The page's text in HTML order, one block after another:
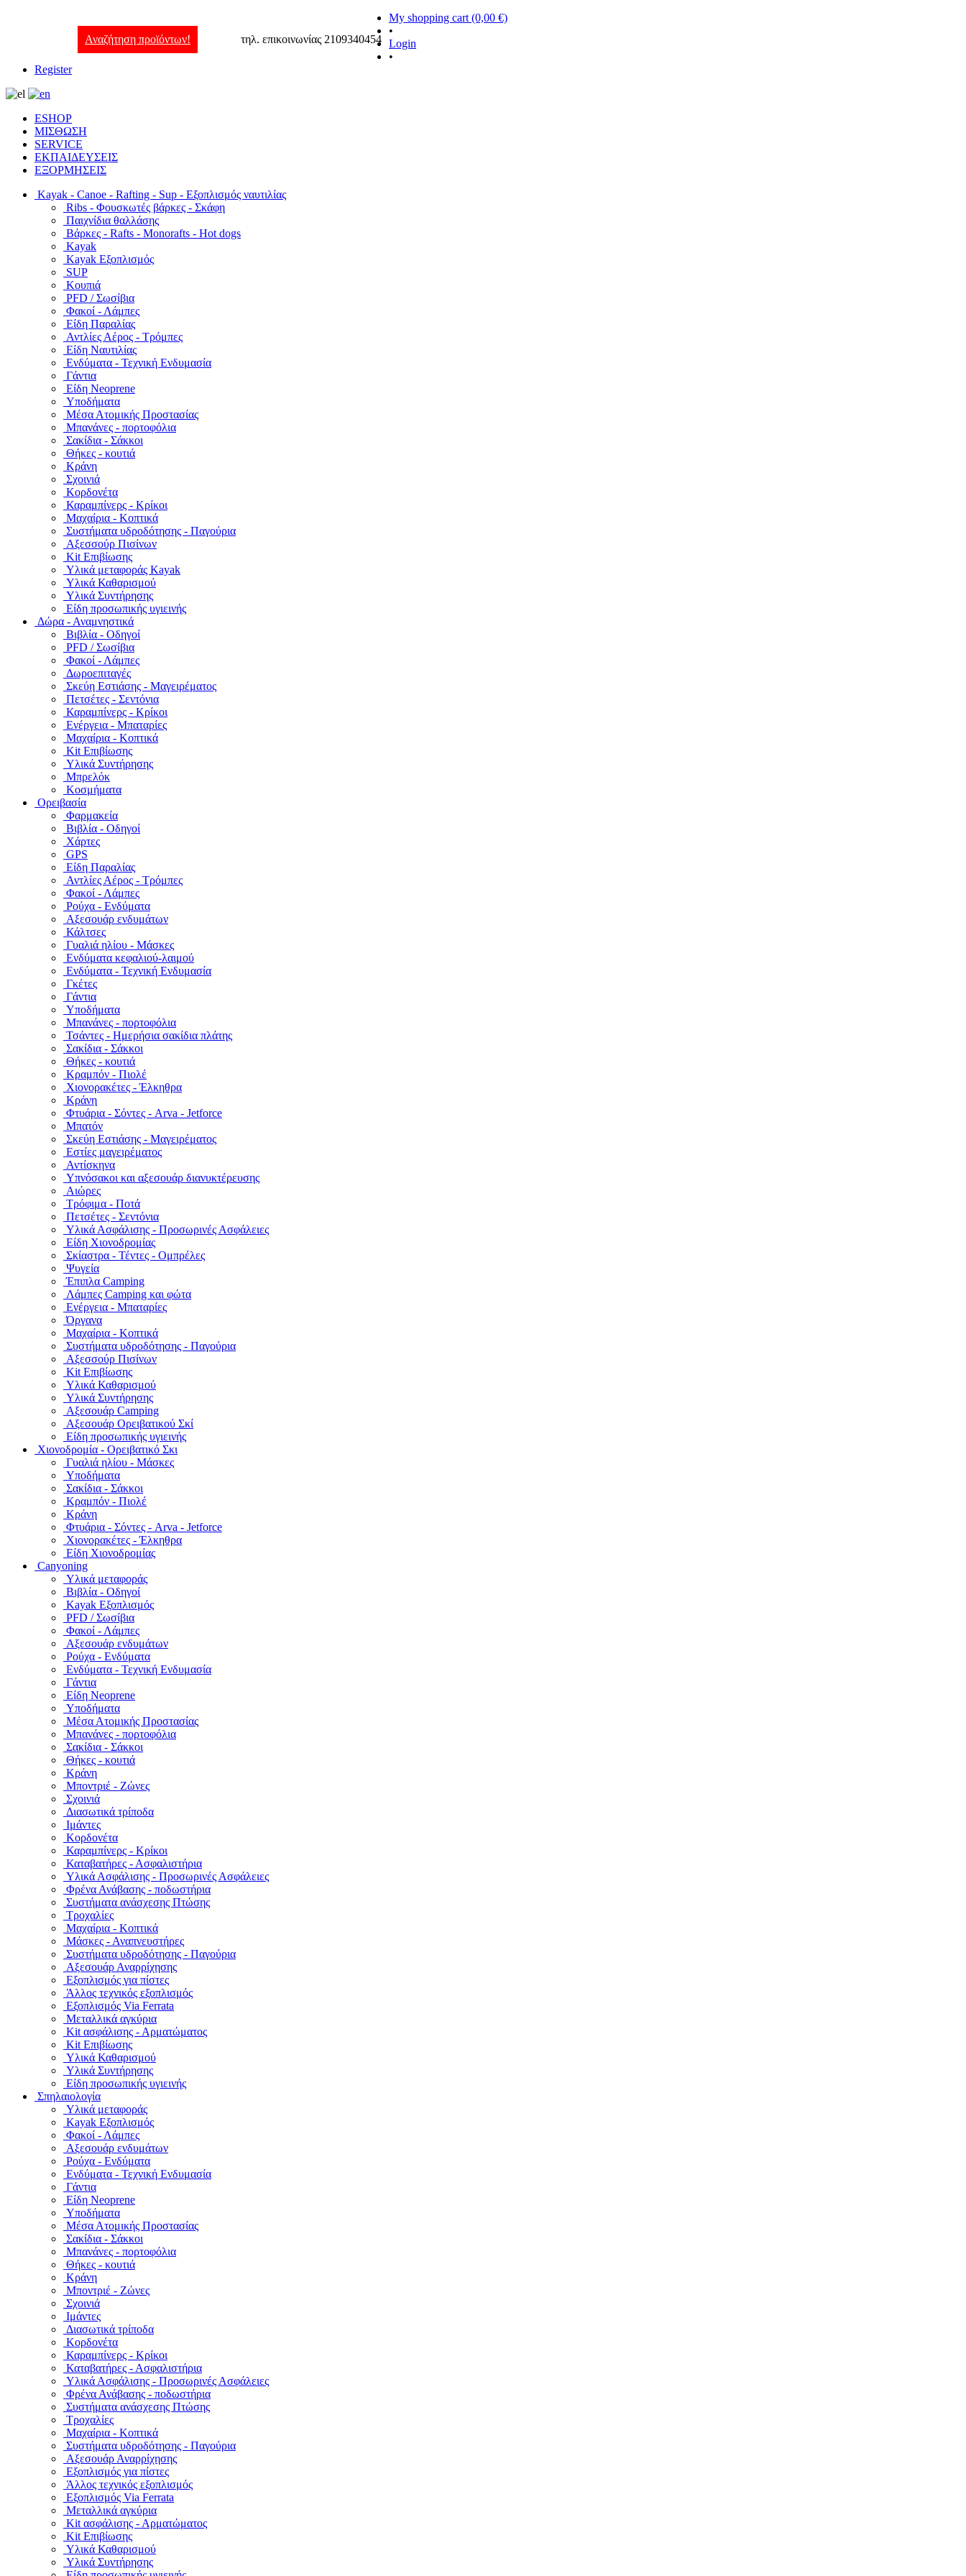
Αναζήτηση προϊόντων! τηλ. επικοινωνίας 2109340454
My shopping cart (0,00 €)
•
Login
•
Register
ESHOP
ΜΙΣΘΩΣΗ
SERVICE
ΕΚΠΑΙΔΕΥΣΕΙΣ
ΕΞΟΡΜΗΣΕΙΣ
Kayak - Canoe - Rafting - Sup - Εξοπλισμός ναυτιλίας
Ribs - Φουσκωτές βάρκες - Σκάφη
Παιχνίδια θαλλάσης
Βάρκες - Rafts - Monorafts - Hot dogs
Kayak
Kayak Εξοπλισμός
SUP
Κουπιά
PFD / Σωσίβια
Φακοί - Λάμπες
Είδη Παραλίας
Αντλίες Αέρος - Τρόμπες
Είδη Ναυτιλίας
Ενδύματα - Τεχνική Ενδυμασία
Γάντια
Είδη Neoprene
Υποδήματα
Μέσα Ατομικής Προστασίας
Μπανάνες - πορτοφόλια
Σακίδια - Σάκκοι
Θήκες - κουτιά
Κράνη
Σχοινιά
Κορδονέτα
Καραμπίνερς - Κρίκοι
Μαχαίρια - Κοπτικά
Συστήματα υδροδότησης - Παγούρια
Αξεσσούρ Πισίνων
Kit Επιβίωσης
Υλικά μεταφοράς Kayak
Υλικά Καθαρισμού
Υλικά Συντήρησης
Είδη προσωπικής υγιεινής
Δώρα - Αναμνηστικά
Βιβλία - Οδηγοί
PFD / Σωσίβια
Φακοί - Λάμπες
Δωροεπιταγές
Σκεύη Εστιάσης - Μαγειρέματος
Πετσέτες - Σεντόνια
Καραμπίνερς - Κρίκοι
Ενέργεια - Μπαταρίες
Μαχαίρια - Κοπτικά
Kit Επιβίωσης
Υλικά Συντήρησης
Μπρελόκ
Κοσμήματα
Ορειβασία
Φαρμακεία
Βιβλία - Οδηγοί
Χάρτες
GPS
Είδη Παραλίας
Αντλίες Αέρος - Τρόμπες
Φακοί - Λάμπες
Ρούχα - Ενδύματα
Αξεσουάρ ενδυμάτων
Κάλτσες
Γυαλιά ηλίου - Μάσκες
Ενδύματα κεφαλιού-λαιμού
Ενδύματα - Τεχνική Ενδυμασία
Γκέτες
Γάντια
Υποδήματα
Μπανάνες - πορτοφόλια
Τσάντες - Ημερήσια σακίδια πλάτης
Σακίδια - Σάκκοι
Θήκες - κουτιά
Κραμπόν - Πιολέ
Χιονορακέτες - Έλκηθρα
Κράνη
Φτυάρια - Σόντες - Arva - Jetforce
Μπατόν
Σκεύη Εστιάσης - Μαγειρέματος
Εστίες μαγειρέματος
Αντίσκηνα
Υπνόσακοι και αξεσουάρ διανυκτέρευσης
Αιώρες
Τρόφιμα - Ποτά
Πετσέτες - Σεντόνια
Υλικά Ασφάλισης - Προσωρινές Ασφάλειες
Είδη Χιονοδρομίας
Σκίαστρα - Τέντες - Ομπρέλες
Ψυγεία
Έπιπλα Camping
Λάμπες Camping και φώτα
Ενέργεια - Μπαταρίες
Όργανα
Μαχαίρια - Κοπτικά
Συστήματα υδροδότησης - Παγούρια
Αξεσσούρ Πισίνων
Kit Επιβίωσης
Υλικά Καθαρισμού
Υλικά Συντήρησης
Αξεσουάρ Camping
Αξεσουάρ Ορειβατικού Σκί
Είδη προσωπικής υγιεινής
Χιονοδρομία - Ορειβατικό Σκι
Γυαλιά ηλίου - Μάσκες
Υποδήματα
Σακίδια - Σάκκοι
Κραμπόν - Πιολέ
Κράνη
Φτυάρια - Σόντες - Arva - Jetforce
Χιονορακέτες - Έλκηθρα
Είδη Χιονοδρομίας
Canyoning
Υλικά μεταφοράς
Βιβλία - Οδηγοί
Kayak Εξοπλισμός
PFD / Σωσίβια
Φακοί - Λάμπες
Αξεσουάρ ενδυμάτων
Ρούχα - Ενδύματα
Ενδύματα - Τεχνική Ενδυμασία
Γάντια
Είδη Neoprene
Υποδήματα
Μέσα Ατομικής Προστασίας
Μπανάνες - πορτοφόλια
Σακίδια - Σάκκοι
Θήκες - κουτιά
Κράνη
Μποντριέ - Ζώνες
Σχοινιά
Διασωτικά τρίποδα
Ιμάντες
Κορδονέτα
Καραμπίνερς - Κρίκοι
Καταβατήρες - Ασφαλιστήρια
Υλικά Ασφάλισης - Προσωρινές Ασφάλειες
Φρένα Ανάβασης - ποδωστήρια
Συστήματα ανάσχεσης Πτώσης
Τροχαλίες
Μαχαίρια - Κοπτικά
Μάσκες - Αναπνευστήρες
Συστήματα υδροδότησης - Παγούρια
Αξεσουάρ Αναρρίχησης
Εξοπλισμός για πίστες
Άλλος τεχνικός εξοπλισμός
Εξοπλισμός Via Ferrata
Μεταλλικά αγκύρια
Kit ασφάλισης - Αρματώματος
Kit Επιβίωσης
Υλικά Καθαρισμού
Υλικά Συντήρησης
Είδη προσωπικής υγιεινής
Σπηλαιολογία
Υλικά μεταφοράς
Kayak Εξοπλισμός
Φακοί - Λάμπες
Αξεσουάρ ενδυμάτων
Ρούχα - Ενδύματα
Ενδύματα - Τεχνική Ενδυμασία
Γάντια
Είδη Neoprene
Υποδήματα
Μέσα Ατομικής Προστασίας
Σακίδια - Σάκκοι
Μπανάνες - πορτοφόλια
Θήκες - κουτιά
Κράνη
Μποντριέ - Ζώνες
Σχοινιά
Ιμάντες
Διασωτικά τρίποδα
Κορδονέτα
Καραμπίνερς - Κρίκοι
Καταβατήρες - Ασφαλιστήρια
Υλικά Ασφάλισης - Προσωρινές Ασφάλειες
Φρένα Ανάβασης - ποδωστήρια
Συστήματα ανάσχεσης Πτώσης
Τροχαλίες
Μαχαίρια - Κοπτικά
Συστήματα υδροδότησης - Παγούρια
Αξεσουάρ Αναρρίχησης
Εξοπλισμός για πίστες
Άλλος τεχνικός εξοπλισμός
Εξοπλισμός Via Ferrata
Μεταλλικά αγκύρια
Kit ασφάλισης - Αρματώματος
Kit Επιβίωσης
Υλικά Καθαρισμού
Υλικά Συντήρησης